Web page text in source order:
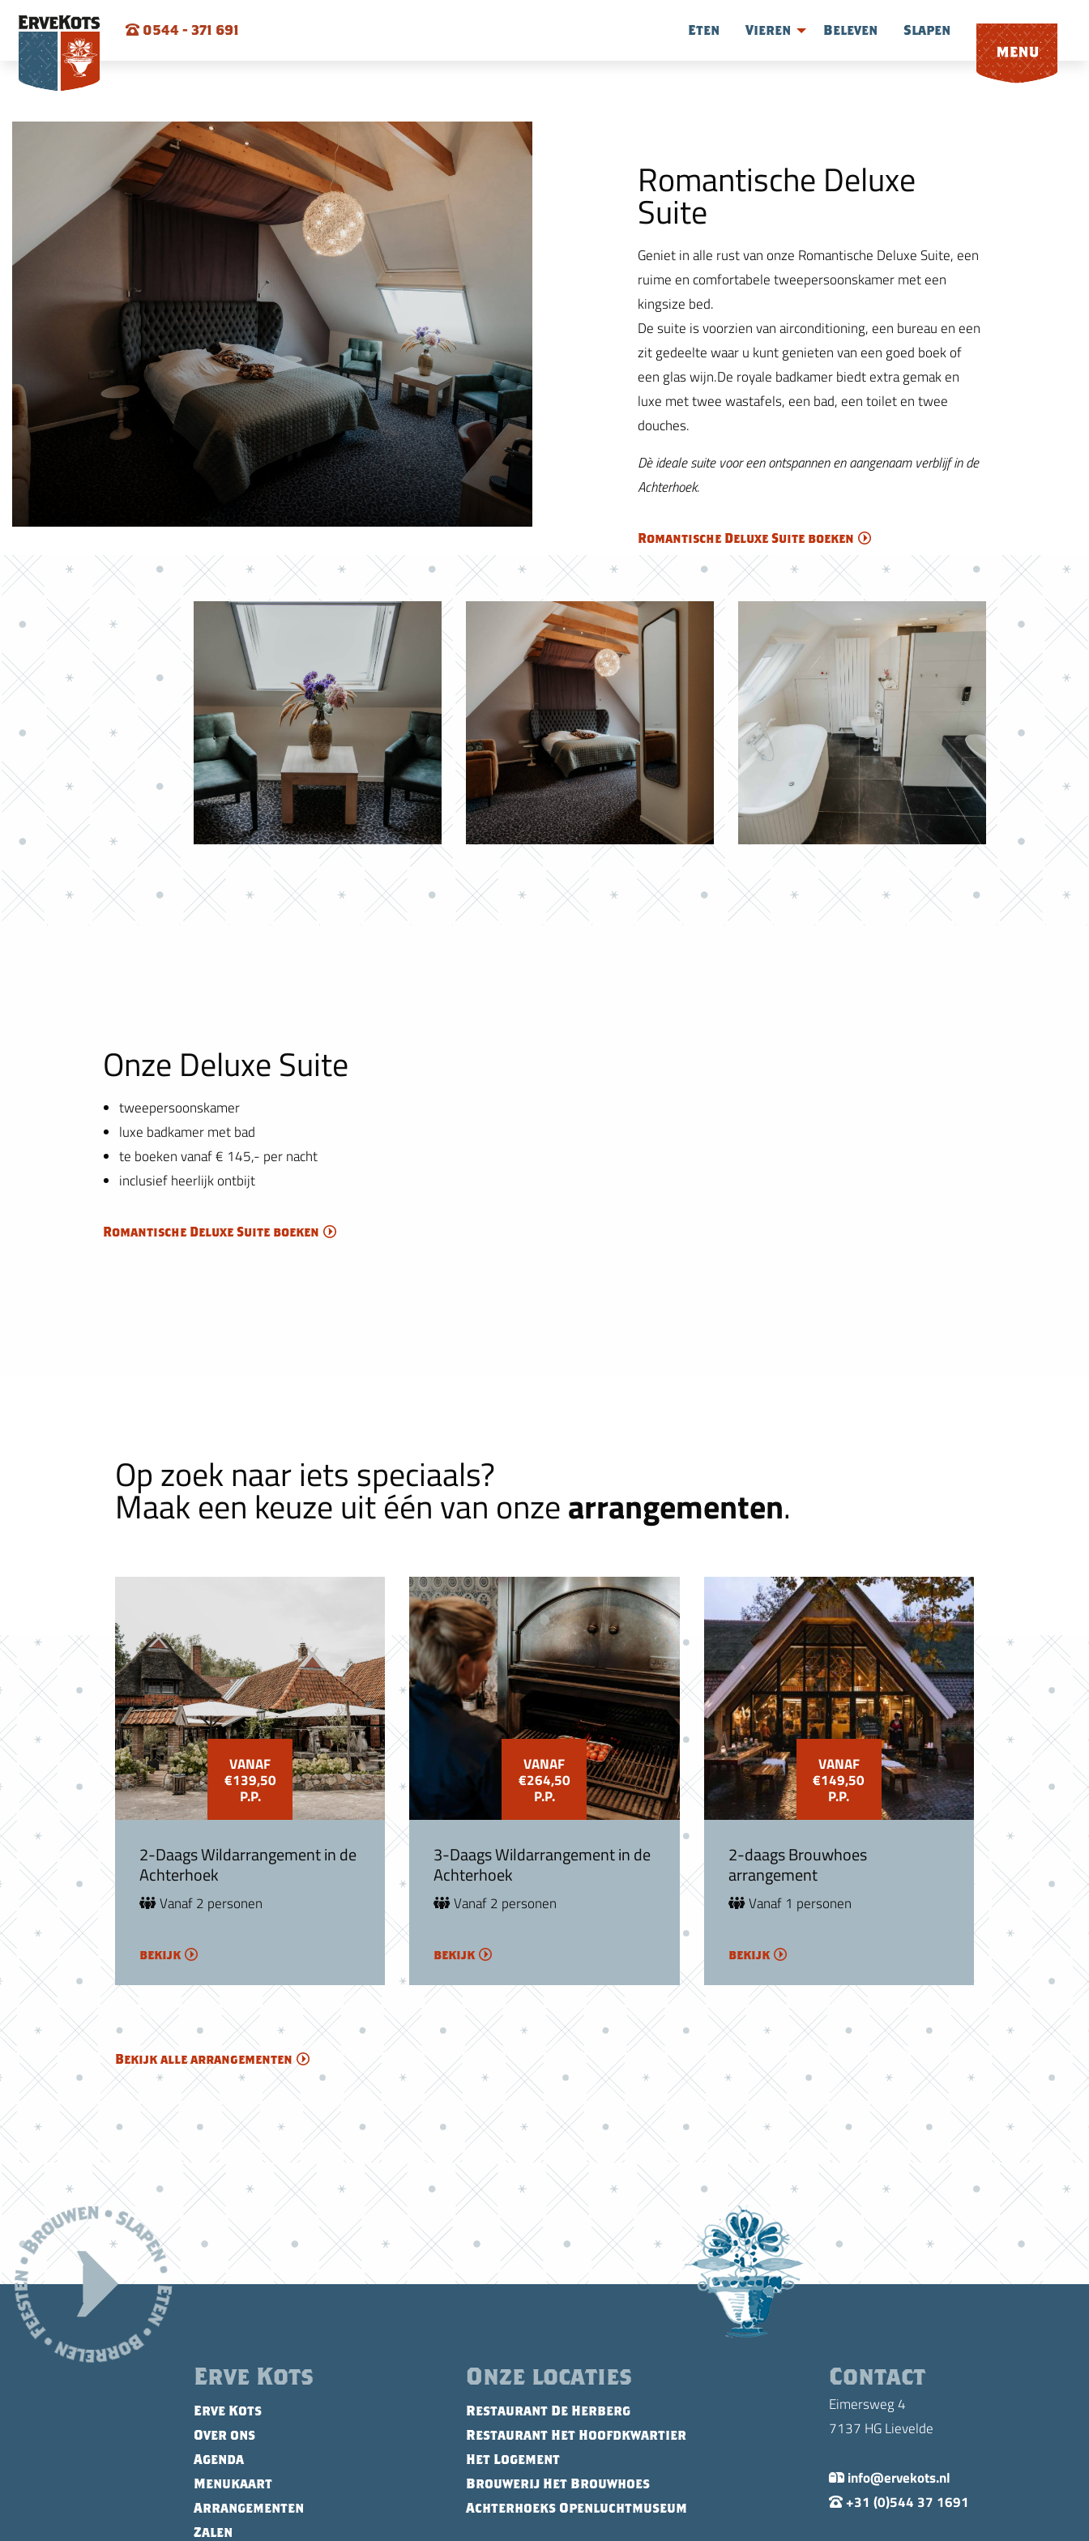
0544 - 371 691 Eten Vieren Beleven Slapen
Romantische Deluxe
Suite
Geniet in alle rust van onze Romantische Deluxe Suite, een
ruime en comfortabele tweepersoonskamer met een
kingsize bed.
De suite is voorzien van airconditioning, een bureau en een
zit gedeelte waar u kunt genieten van een goed boek of
een glas wijn.De royale badkamer biedt extra gemak en
luxe met twee wastafels, een bad, een toilet en twee
douches.
Dè ideale suite voor een ontspannen en aangenaam verblijf in de
Achterhoek.
Romantische Deluxe Suite boeken
Onze Deluxe Suite
tweepersoonskamer
luxe badkamer met bad
te boeken vanaf € 145,- per nacht
inclusief heerlijk ontbijt
Romantische Deluxe Suite boeken
Op zoek naar iets speciaals?
Maak een keuze uit één van onze arrangementen.
VANAF
€139,50
P.P.
2-Daags Wildarrangement in de
Achterhoek
Vanaf 2 personen
bekijk
VANAF
€264,50
P.P.
3-Daags Wildarrangement in de
Achterhoek
Vanaf 2 personen
bekijk
VANAF
€149,50
P.P.
2-daags Brouwhoes
arrangement
Vanaf 1 personen
bekijk
Bekijk alle arrangementen
Erve Kots
Erve Kots
Over ons
Agenda
Menukaart
Arrangementen
Zalen
Onze locaties
Restaurant De Herberg
Restaurant Het Hoofdkwartier
Het Logement
Brouwerij Het Brouwhoes
Achterhoeks Openluchtmuseum
Contact
Eimersweg 4
7137 HG Lievelde
info@ervekots.nl
+31 (0)544 37 1691